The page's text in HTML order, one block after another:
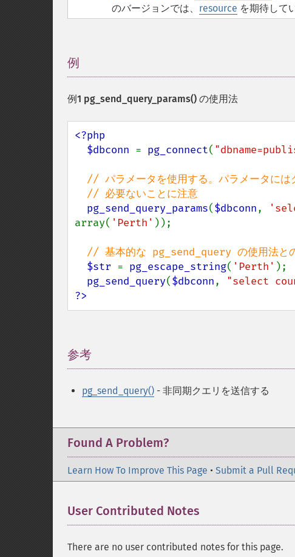
のバージョンでは、 resource を期待して
例
例1 pg_send_query_params() の使用法
<?php
  $dbconn
= pg_connect(
// パラメータを使用する。パラメータには
pg_send_query_params($dbconn,
array( 'Perth' ));
// 基本的な pg_send_query の使用法と
$str = pg_escape_string( 'Perth' );
pg_send_query($dbconn, "select
?>
参考
pg_send_query() - 非同期クエリを送信する
Found A Problem?
Learn How To Improve This Page • Submit a Pull
User Contributed Notes
There are no user contributed notes for this page.